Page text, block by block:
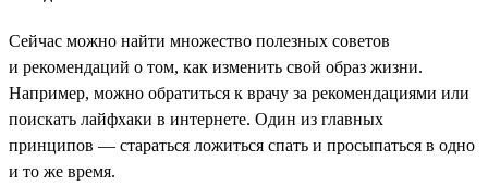
Сейчас можно найти множество полезных советов
и рекомендаций о том, как изменить свой образ жизни.
Например, можно обратиться к врачу за рекомендациями или
поискать лайфхаки в интернете. Один из главных
принципов — стараться ложиться спать и просыпаться в одно
и то же время.